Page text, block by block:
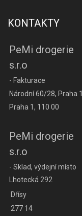
KONTAKTY
PeMi drogerie
s.r.o
- Fakturace
Národní 60/28, Praha 1
Praha 1, 110 00
PeMi drogerie
s.r.o
- Sklad, výdejní místo
Lhotecká 292
Dřísy
277 14